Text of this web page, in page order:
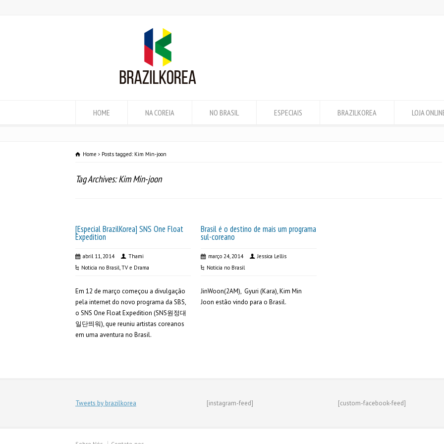
HOME NA COREIA NO BRASIL ESPECIAIS BRAZILKOREA LOJA
Home Posts tagged: Kim Min-joon
Tag Archives: Kim Min-joon
[Especial BrazilKorea] SNS One Float
Expedition
abril 11, 2014
Thami
Noticia no Brasil,TV e Drama
Em 12 de março começou a divulgação
pela internet do novo programa da SBS,
o SNS One Float Expedition (SNS원정대
일단띄워), que reuniu artistas coreanos
em uma aventura no Brasil.
Brasil é o destino de mais um programa
sul-coreano
março 24, 2014
Jessica Lellis
Noticia no Brasil
JinWoon(2AM), Gyuri (Kara), Kim Min
Joon estão vindo para o Brasil.
Tweets by brazilkorea [instagram-feed] [custom-facebook-feed]